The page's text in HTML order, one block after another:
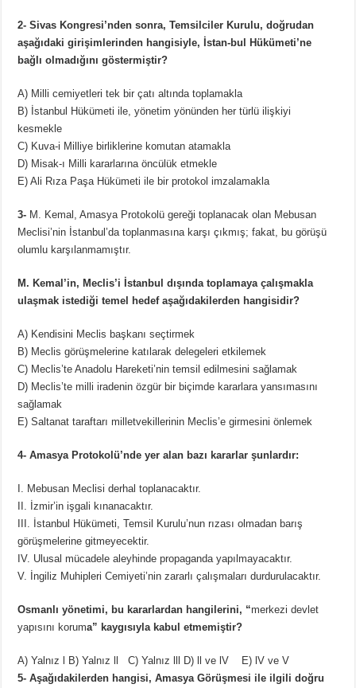
2- Sivas Kongresi’nden sonra, Temsilciler Kurulu, doğrudan
aşağıdaki girişimlerinden hangisiyle, İstan-bul Hükümeti’ne
bağlı olmadığını göstermiştir?
A) Milli cemiyetleri tek bir çatı altında toplamakla
B) İstanbul Hükümeti ile, yönetim yönünden her türlü ilişkiyi
kesmekle
C) Kuva-i Milliye birliklerine komutan atamakla
D) Misak-ı Milli kararlarına öncülük etmekle
E) Ali Rıza Paşa Hükümeti ile bir protokol imzalamakla
3- M. Kemal, Amasya Protokolü gereği toplanacak olan Mebusan
Meclisi’nin İstanbul’da toplanmasına karşı çıkmış; fakat, bu görüşü
olumlu karşılanmamıştır.
M. Kemal’in, Meclis’i İstanbul dışında toplamaya çalışmakla
ulaşmak istediği temel hedef aşağıdakilerden hangisidir?
A) Kendisini Meclis başkanı seçtirmek
B) Meclis görüşmelerine katılarak delegeleri etkilemek
C) Meclis’te Anadolu Hareketi’nin temsil edilmesini sağlamak
D) Meclis’te milli iradenin özgür bir biçimde kararlara yansımasını
sağlamak
E) Saltanat taraftarı milletvekillerinin Meclis’e girmesini önlemek
4- Amasya Protokolü’nde yer alan bazı kararlar şunlardır:
I. Mebusan Meclisi derhal toplanacaktır.
II. İzmir’in işgali kınanacaktır.
III. İstanbul Hükümeti, Temsil Kurulu’nun rızası olmadan barış
görüşmelerine gitmeyecektir.
IV. Ulusal mücadele aleyhinde propaganda yapılmayacaktır.
V. İngiliz Muhipleri Cemiyeti’nin zararlı çalışmaları durdurulacaktır.
Osmanlı yönetimi, bu kararlardan hangilerini, “merkezi devlet
yapısını koruma” kaygısıyla kabul etmemiştir?
A) Yalnız l B) Yalnız ll C) Yalnız lll D) ll ve lV E) lV ve V
5- Aşağıdakilerden hangisi, Amasya Görüşmesi ile ilgili doğru